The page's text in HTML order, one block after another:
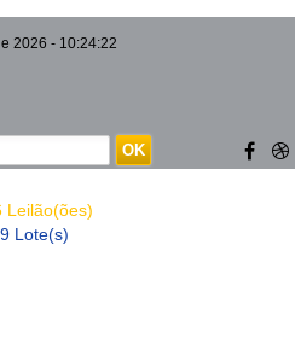
2026 - 10:24:22
OK
Leilão(ões)
Lote(s)